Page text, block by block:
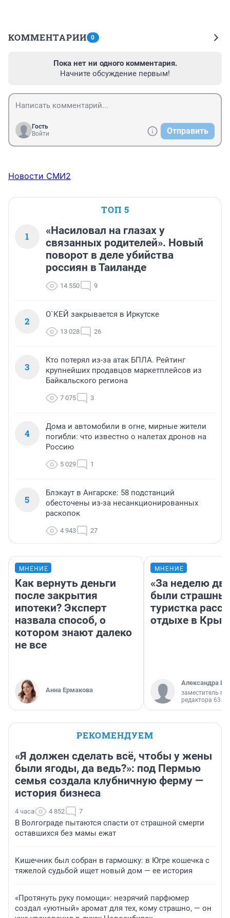
КОММЕНТАРИИ 0
Пока нет ни одного комментария.
Начните обсуждение первым!
Гость
Войти
Отправить
Новости СМИ2
ТОП 5
1
«Насиловал на глазах у
связанных родителей». Новый
поворот в деле убийства
россиян в Таиланде
14 550 9
2
О`КЕЙ закрывается в Иркутске
13 028 26
3
Кто потерял из-за атак БПЛА. Рейтинг
крупнейших продавцов маркетплейсов из
Байкальского региона
7 075 3
4
Дома и автомобили в огне, мирные жители
погибли: что известно о налетах дронов на
Россию
5 029 1
5
Блэкаут в Ангарске: 58 подстанций
обесточены из-за несанкционированных
раскопок
4 943 27
МНЕНИЕ
Как вернуть деньги
после закрытия
ипотеки? Эксперт
назвала способ, о
котором знают далеко
не все
Анна Ермакова
МНЕНИЕ
«За неделю
были
туристка
отдыхе в
Александра
заместитель
редактора 63.RU
РЕКОМЕНДУЕМ
«Я должен сделать всё, чтобы у жены
были ягоды, да ведь?»: под Пермью
семья создала клубничную ферму —
история бизнеса
4 часа 4 852 7
В Волгограде пытаются спасти от страшной смерти
оставшихся без мамы ежат
Кишечник был собран в гармошку: в Югре кошечка с
тяжелой судьбой ищет новый дом — ее история
«Протянуть руку помощи»: незрячий парфюмер
создал «уютный» аромат для тех, кому страшно, — он